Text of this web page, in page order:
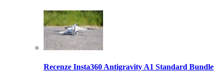
Recenze Insta360 Antigravity A1 Standard Bundle